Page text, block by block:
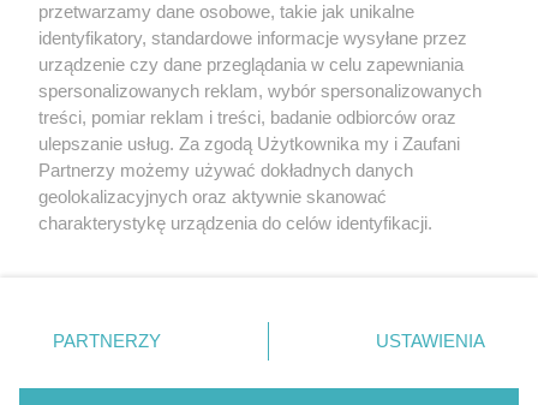
Wydawcąrzeszow-info.pljest:
FUNDACJA MEDIÓW NIEZALEŻNYCH LIBERTAS
ul. Kopernika 10, 35-002 Rzeszów
e-mail:redakcja@rzeszow-info.pl
Zasady dodawania i publikacji komentarzy
przetwarzamy dane osobowe, takie jak unikalne
identyfikatory, standardowe informacje wysyłane przez
urządzenie czy dane przeglądania w celu zapewniania
spersonalizowanych reklam, wybór spersonalizowanych
treści, pomiar reklam i treści, badanie odbiorców oraz
ulepszanie usług. Za zgodą Użytkownika my i Zaufani
Partnerzy możemy używać dokładnych danych
geolokalizacyjnych oraz aktywnie skanować
charakterystykę urządzenia do celów identyfikacji.
zmienić/wycofać klikając przycisk ustawień prywatności
PARTNERZY USTAWIENIA